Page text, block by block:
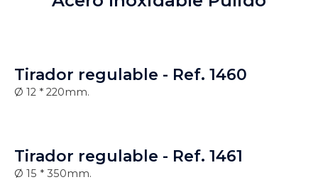
Tirador regulable - Ref. 1460
Ø 12 * 220mm.
Tirador regulable - Ref. 1461
Ø 15 * 350mm.